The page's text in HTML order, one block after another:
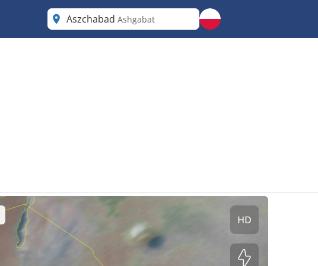
Aszchabad Ashgabat